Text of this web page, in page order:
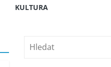
KULTURA